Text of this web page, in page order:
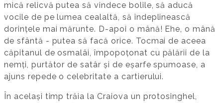
mică relicvă putea să vindece bolile, să aducă
vocile de pe lumea cealaltă, să îndeplinească
dorințele mai mărunte. D-apoi o mână! Ehe, o mână
de sfântă - putea să facă orice. Tocmai de aceea
căpitanul de osmalâi, împopoțonat cu pălării de la
nemți, purtător de satâr și de eșarfe spumoase, a
ajuns repede o celebritate a cartierului.
În același timp trăia la Craiova un protosinghel,